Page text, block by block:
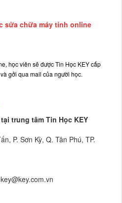
sửa chữa máy tính online
học viên sẽ được Tin Học KEY cấp
gởi qua mail của người học.
trung tâm Tin Học KEY
P. Sơn Kỳ, Q. Tân Phú, TP.